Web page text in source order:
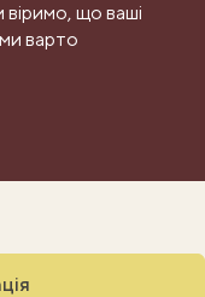
що ваші
варто